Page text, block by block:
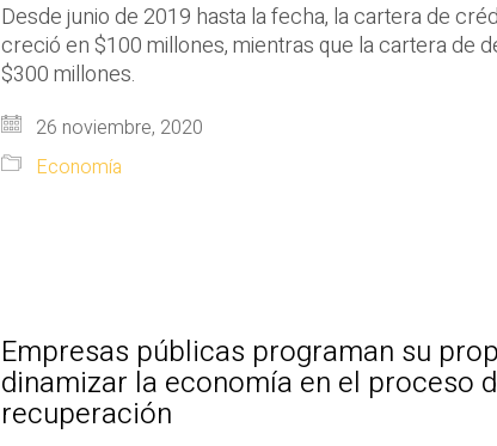
Desde junio de 2019 hasta la fecha, la cartera de
creció en $100 millones, mientras que la cartera de
$300 millones.
26 noviembre, 2020
Economía
Empresas públicas programan su
dinamizar la economía en el proceso
recuperación